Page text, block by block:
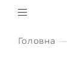
Головна